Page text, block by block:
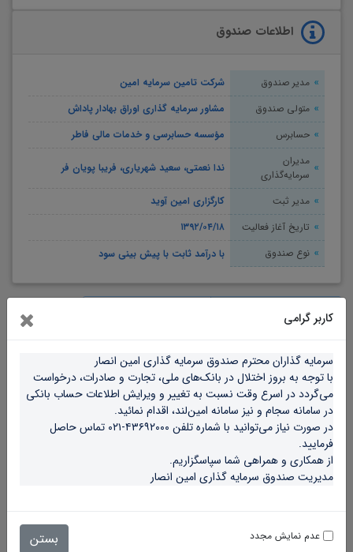
کاربر گرامی
سرمایه گذاران محترم صندوق سرمایه گذاری امین انصار
در سامانه سجام و‌ نیز سامانه امین‌لند، اقدام نمائید.
فرمایید.
از همکاری و همراهی شما سپاسگزاریم.
مدیریت صندوق سرمایه گذاری امین انصار
عدم نمایش مجدد بستن
اطلاعات صندوق
مدیر صندوق
شرکت تامین سرمایه امین
متولی صندوق
مشاور سرمایه گذاری اوراق بهادار پاداش
حسابرس
مؤسسه حسابرسی و خدمات مالی فاطر
مدیران
سرمایه‌گذاری
ندا نعمتی، سعید شهریاری، فریبا پویان فر
مدیر ثبت
کارگزاری امین آوید
تاریخ آغاز فعالیت
۱۳۹۲/۰۴/۱۸
نوع صندوق
با درآمد ثابت با پیش بینی سود
برگزار گردید